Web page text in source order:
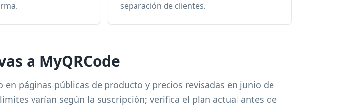
separación de clientes.
a MyQRCode
páginas públicas de producto y precios revisadas en junio de
varían según la suscripción; verifica el plan actual antes de